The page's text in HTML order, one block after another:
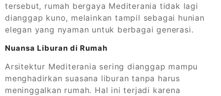
tersebut, rumah bergaya Mediterania tidak lagi
dianggap kuno, melainkan tampil sebagai hunian
elegan yang nyaman untuk berbagai generasi.
Nuansa Liburan di Rumah
Arsitektur Mediterania sering dianggap mampu
menghadirkan suasana liburan tanpa harus
meninggalkan rumah. Hal ini terjadi karena